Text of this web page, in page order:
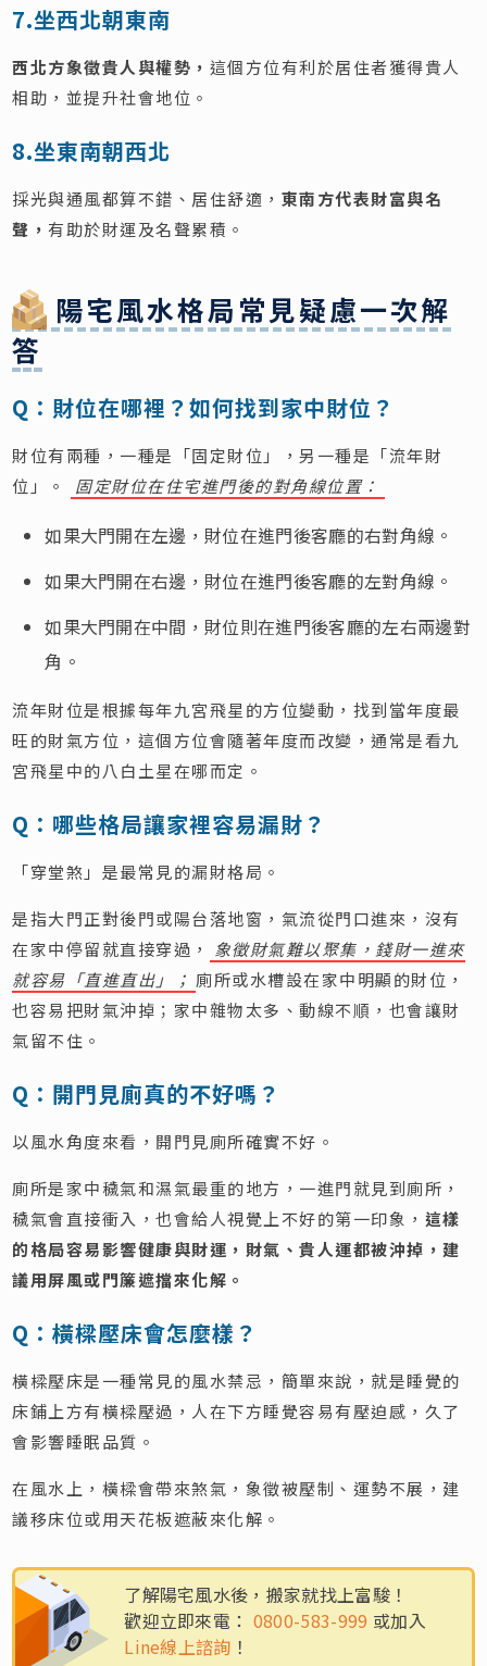
7.坐西北朝東南
西北方象徵貴人與權勢， 這個方位有利於居住者獲得貴人
相助，並提升社會地位。
8.坐東南朝西北
採光與通風都算不錯、居住舒適， 東南方代表財富與名
聲，有助於財運及名聲累積。
陽宅風水格局常見疑慮一次解
答
Q：財位在哪裡？如何找到家中財位？
財位有兩種，一種是「固定財位」，另一種是「流年財
位」。
固定財位在住宅進門後的對角線位置：
如果大門開在左邊，財位在進門後客廳的右對角線。
如果大門開在右邊，財位在進門後客廳的左對角線。
如果大門開在中間，財位則在進門後客廳的左右兩邊對
角。
流年財位是根據每年九宮飛星的方位變動，找到當年度最
旺的財氣方位，這個方位會隨著年度而改變，通常是看九
宮飛星中的八白土星在哪而定。
Q：哪些格局讓家裡容易漏財？
「穿堂煞」是最常見的漏財格局。
是指大門正對後門或陽台落地窗，氣流從門口進來，沒有
在家中停留就直接穿過，
象徵財氣難以聚集，錢財一進來
就容易「直進直出」； 廁所或水槽設在家中明顯的財位，
也容易把財氣沖掉；家中雜物太多、動線不順，也會讓財
氣留不住。
Q：開門見廁真的不好嗎？
以風水角度來看，開門見廁所確實不好。
廁所是家中穢氣和濕氣最重的地方，一進門就見到廁所，
穢氣會直接衝入，也會給人視覺上不好的第一印象， 這樣
的格局容易影響健康與財運，財氣、貴人運都被沖掉，建
議用屏風或門簾遮擋來化解。
Q：橫樑壓床會怎麼樣？
橫樑壓床是一種常見的風水禁忌，簡單來說，就是睡覺的
床鋪上方有橫樑壓過，人在下方睡覺容易有壓迫感，久了
會影響睡眠品質。
在風水上，橫樑會帶來煞氣，象徵被壓制、運勢不展，建
議移床位或用天花板遮蔽來化解。
了解陽宅風水後，搬家就找上富駿！
歡迎立即來電： 0800-583-999 或加入
Line線上諮詢 ！